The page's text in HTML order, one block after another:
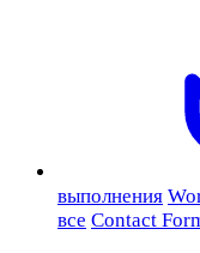
выполнения
все Contact